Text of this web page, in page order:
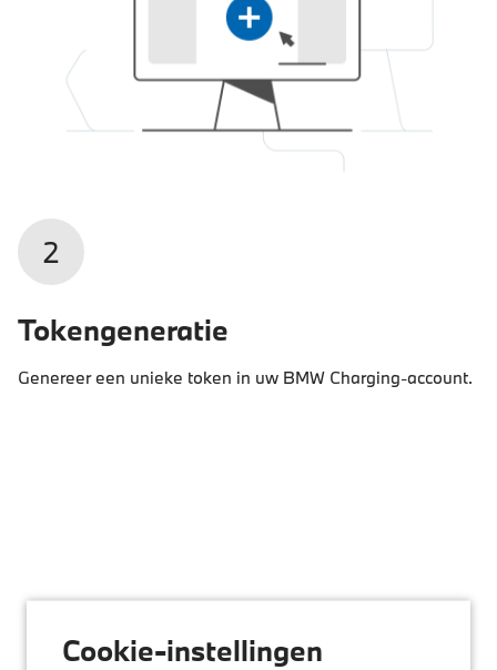
2
Tokengeneratie
Genereer een unieke token in uw BMW Charging-account.
Cookie-instellingen